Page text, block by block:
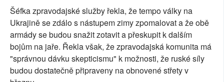
Šéfka zpravodajské služby řekla, že tempo války na
Ukrajině se zdálo s nástupem zimy zpomalovat a že obě
armády se budou snažit zotavit a přeskupit k dalším
bojům na jaře. Řekla však, že zpravodajská komunita má
"správnou dávku skepticismu" k možnosti, že ruské síly
budou dostatečně připraveny na obnovené střety v